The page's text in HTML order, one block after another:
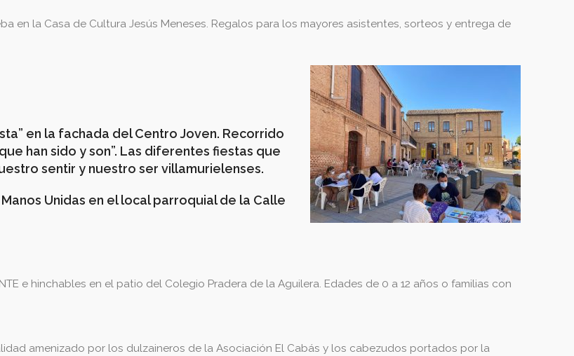
en la Casa de Cultura Jesús Meneses. Regalos para los mayores asistentes, sorteos y entrega de
en la fachada del Centro Joven. Recorrido
han sido y son”. Las diferentes fiestas que
sentir y nuestro ser villamurielenses.
Unidas en el local parroquial de la Calle
e hinchables en el patio del Colegio Pradera de la Aguilera. Edades de 0 a 12 años o familias con
amenizado por los dulzaineros de la Asociación El Cabás y los cabezudos portados por la